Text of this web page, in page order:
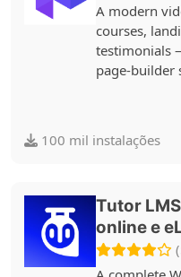
A modern
courses,
testimonials
page-builder
100 mil instalações
Tutor
online e